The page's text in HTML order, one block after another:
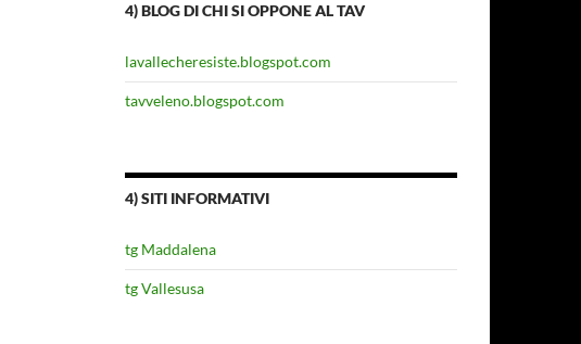
4) BLOG DI CHI SI OPPONE AL TAV
lavallecheresiste.blogspot.com
tavveleno.blogspot.com
4) SITI INFORMATIVI
tg Maddalena
tg Vallesusa